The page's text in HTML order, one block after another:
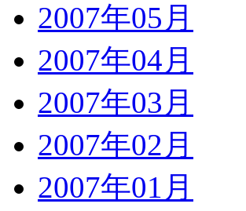
2007年05月
2007年04月
2007年03月
2007年02月
2007年01月